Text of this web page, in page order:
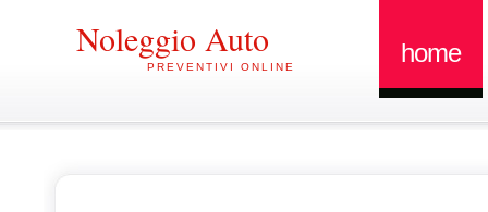
Noleggio Auto
PREVENTIVI ONLINE home